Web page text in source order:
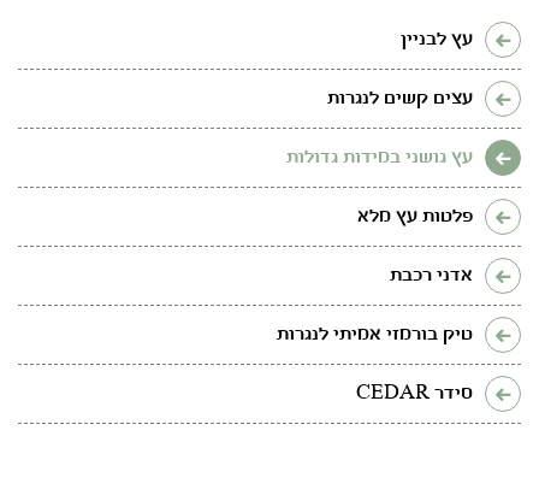
עץ לבניין
עצים קשים לנגרות
עץ גושני במידות גדולות
פלטות עץ מלא
אדני רכבת
טיק בורמזי אמיתי לנגרות
סידר CEDAR